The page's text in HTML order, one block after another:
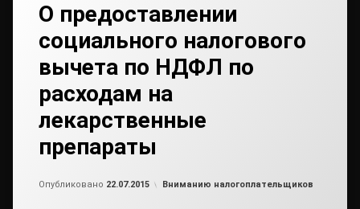
О предоставлении
социального налогового
вычета по НДФЛ по
расходам на
лекарственные
препараты
Опубликовано 22.07.2015 Рубрики:
Вниманию налогоплательщиков